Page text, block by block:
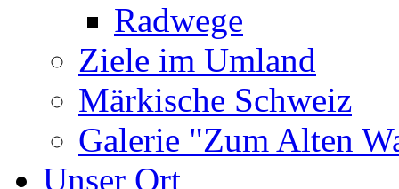
Radwege
Ziele im Umland
Märkische Schweiz
Galerie "Zum Alten
Unser Ort